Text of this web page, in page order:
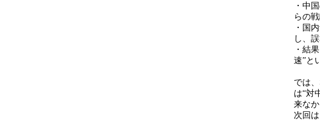
・中
らの
・国
し、
・結
速”と
では
は“対
来な
次回